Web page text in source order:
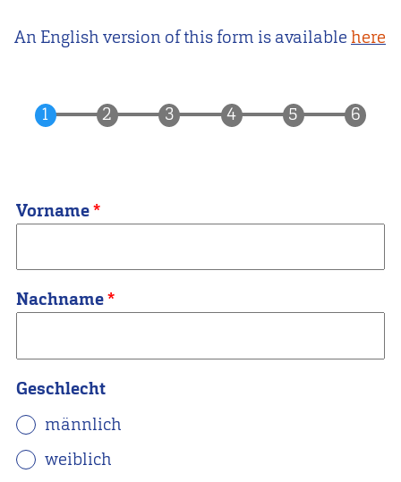
An English version of this form is available here
Vorname
Nachname
Geschlecht
männlich
weiblich